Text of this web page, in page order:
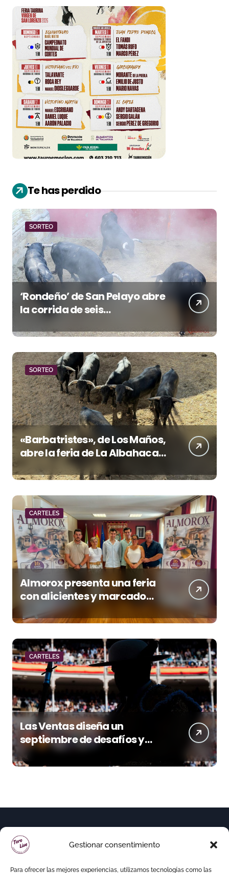
Gestionar consentimiento
Para ofrecer las mejores experiencias, utilizamos tecnologías como las
Te has perdido
SORTEO
‘Rondeño’ de San Pelayo abre
la corrida de seis
Santa María esta noche
SORTEO
«Barbatristes», de Los Maños,
abre la feria de La Albahaca
de Huesca
CARTELES
Almorox presenta una feria
con alicientes y marcado
acento torista
CARTELES
Las Ventas diseña un
septiembre de desafíos y
variedad ganadera